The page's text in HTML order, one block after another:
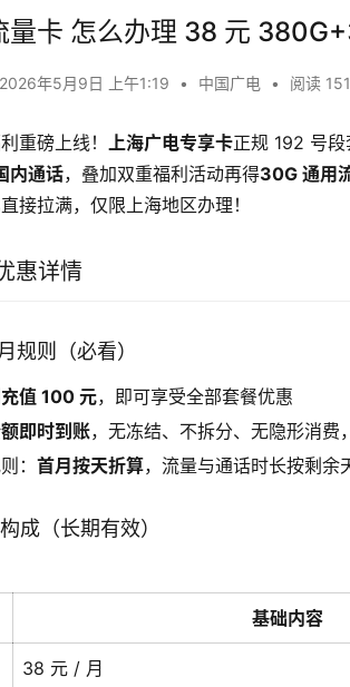
量卡 怎么办理 38 元
2026年5月9日 上午1:19 • 中国广电 • 阅读 151
重磅上线！ 上海广电专享卡正规 192 号
内通话，叠加双重福利活动再得30G 通用
接拉满，仅限上海地区办理！
惠详情
规则（必看）
值 100 元，即可享受全部套餐优惠
即时到账，无冻结、不拆分、无隐形消费
： 首月按天折算，流量与通话时长按剩余
成（长期有效）
基础内容
38 元 / 月